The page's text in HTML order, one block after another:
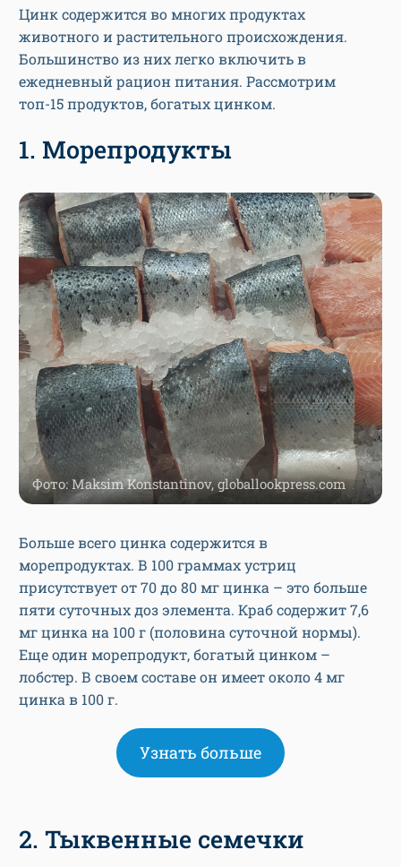
Цинк содержится во многих продуктах
животного и растительного происхождения.
Большинство из них легко включить в
ежедневный рацион питания. Рассмотрим
топ-15 продуктов, богатых цинком.
1. Морепродукты
Фото: Maksim Konstantinov, globallookpress.com
Больше всего цинка содержится в
морепродуктах. В 100 граммах устриц
присутствует от 70 до 80 мг цинка – это больше
пяти суточных доз элемента. Краб содержит 7,6
мг цинка на 100 г (половина суточной нормы).
Еще один морепродукт, богатый цинком –
лобстер. В своем составе он имеет около 4 мг
цинка в 100 г.
Узнать больше
2. Тыквенные семечки